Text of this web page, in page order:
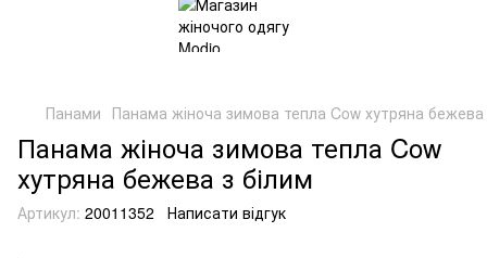
Панами Панама жіноча зимова тепла Cow хутряна бежева
Панама жіноча зимова тепла Cow
хутряна бежева з білим
Артикул: 20011352 Написати відгук